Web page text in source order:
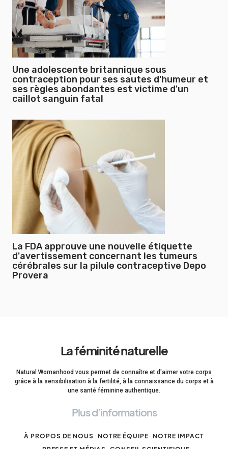
Une adolescente britannique sous
contraception pour ses sautes d'humeur et
ses règles abondantes est victime d'un
caillot sanguin fatal
La FDA approuve une nouvelle étiquette
d'avertissement concernant les tumeurs
cérébrales sur la pilule contraceptive Depo
Provera
La féminité naturelle
Natural Womanhood vous permet de connaître et d'aimer votre corps
grâce à la sensibilisation à la fertilité, à la connaissance du corps et à
une santé féminine authentique.
Plus d'informations
À PROPOS DE NOUS NOTRE ÉQUIPE NOTRE IMPACT